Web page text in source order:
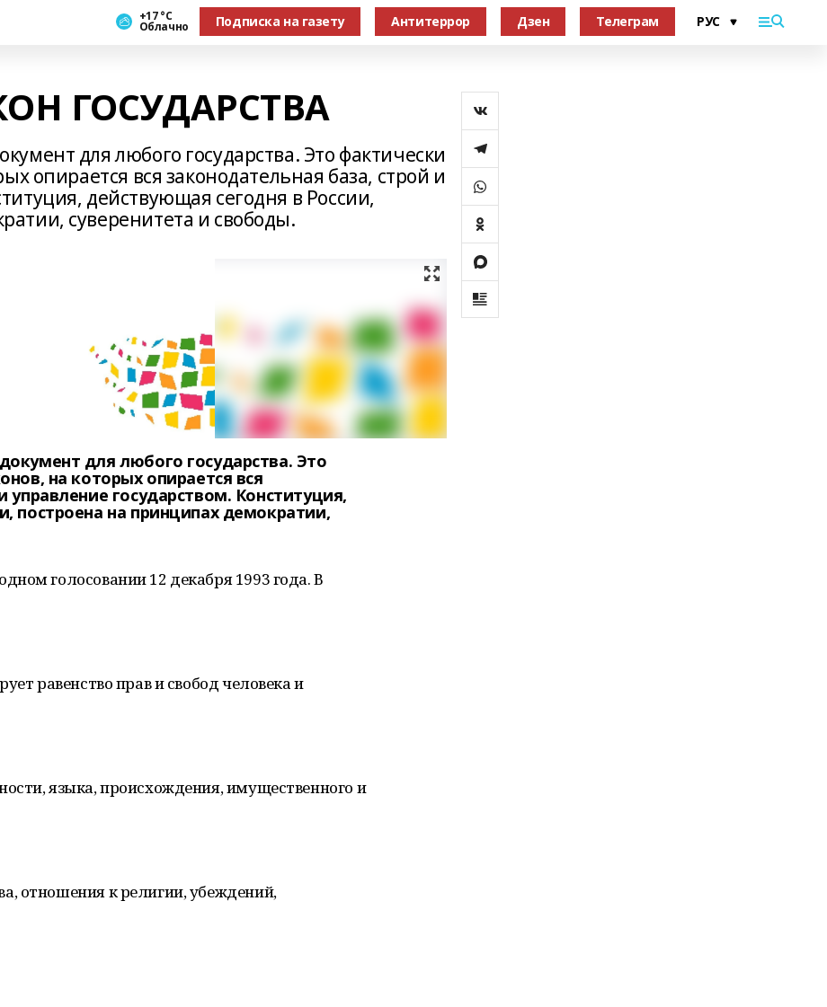
+17 °С
Облачно Подписка на газету Антитеррор Дзен Телеграм
ГОСУДАРСТВА
для любого государства. Это фактически
опирается вся законодательная база, строй и
действующая сегодня в России,
суверенитета и свободы.
для любого государства. Это
на которых опирается вся
управление государством. Конституция,
построена на принципах демократии,
голосовании 12 декабря 1993 года. В
равенство прав и свобод человека и
языка, происхождения, имущественного и
отношения к религии, убеждений,